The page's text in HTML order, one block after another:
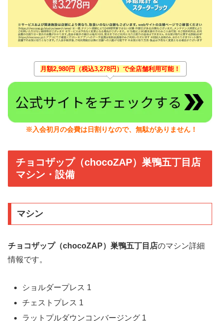
月額2,980円（税込3,278円）で全店舗利用可能！
※入会初月の会費は日割りなので、無駄がありません！
チョコザップ（chocoZAP）巣鴨五丁目店
マシン・設備
マシン
チョコザップ（chocoZAP）巣鴨五丁目店のマシン詳細
情報です。
ショルダープレス 1
チェストプレス 1
ラットプルダウンコンバージング 1